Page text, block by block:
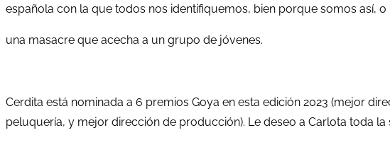
española con la que todos nos identifiquemos, bien porque somos así,
una masacre que acecha a un grupo de jóvenes.
Cerdita está nominada a 6 premios Goya en esta edición 2023 (mejor
peluquería, y mejor dirección de producción). Le deseo a Carlota toda